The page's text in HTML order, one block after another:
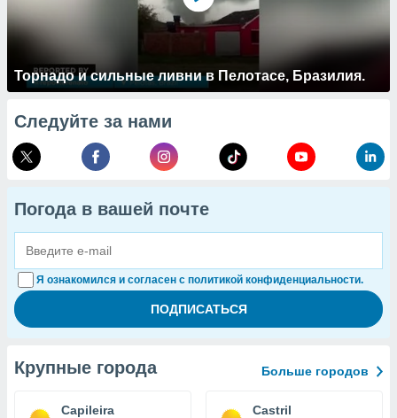
Торнадо и сильные ливни в Пелотасе, Бразилия.
Следуйте за нами
Погода в вашей почте
Я ознакомился и согласен с политикой конфиденциальности.
Крупные города Больше городов
Capileira Castril